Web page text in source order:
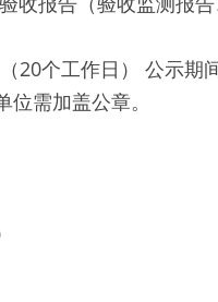
20个工作日） 公示期
需加盖公章。